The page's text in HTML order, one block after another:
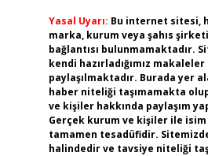
Yasal Uyarı: Bu internet sitesi,
marka, kurum veya şahıs
bağlantısı bulunmamaktadır.
kendi hazırladığımız makaleler
paylaşılmaktadır. Burada yer
haber niteliği taşımamakta
ve kişiler hakkında paylaşım
Gerçek kurum ve kişiler ile
tamamen tesadüfidir.
halindedir ve tavsiye niteliği